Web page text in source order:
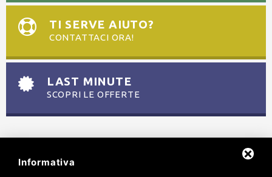
TI SERVE AIUTO?
CONTATTACI ORA!
LAST MINUTE
SCOPRI LE OFFERTE
Informativa